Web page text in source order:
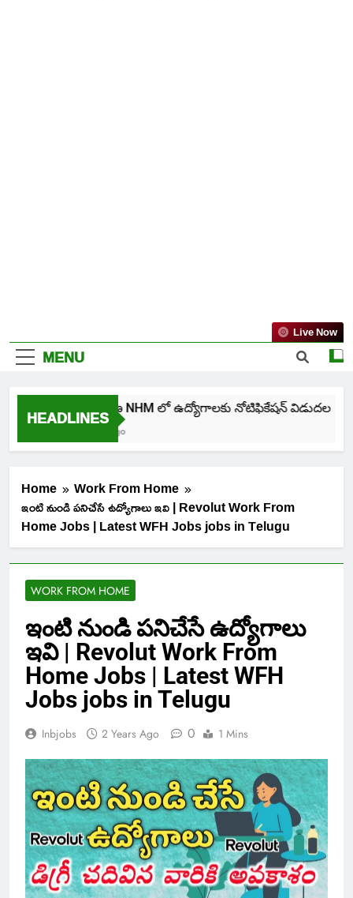
MENU
Live Now
HEADLINES
తెలంగాణ NHM లో ఉద్యోగాలకు నోటిఫికేషన్ విడుదల
Home
Work From Home
ఇంటి నుండి పనిచేసే ఉద్యోగాలు ఇవి | Revolut Work From
Home Jobs | Latest WFH Jobs jobs in Telugu
WORK FROM HOME
ఇంటి నుండి పనిచేసే ఉద్యోగాలు
ఇవి | Revolut Work From
Home Jobs | Latest WFH
Jobs jobs in Telugu
Inbjobs 2 Years Ago 0 1 Mins